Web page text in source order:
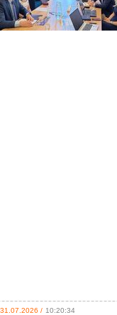
31.07.2026 / 10:20:34